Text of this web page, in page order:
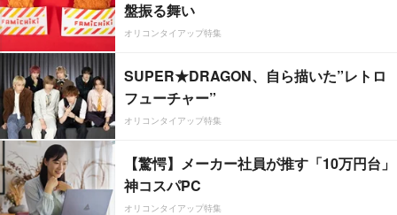
盤振る舞い
オリコンタイアップ特集
SUPER★DRAGON、自ら描いた”レトロ
フューチャー”
オリコンタイアップ特集
【驚愕】メーカー社員が推す「10万円台」
神コスパPC
オリコンタイアップ特集